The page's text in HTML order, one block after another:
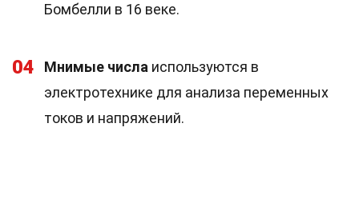
Бомбелли в 16 веке.
04 Мнимые числа используются в
электротехнике для анализа переменных
токов и напряжений.